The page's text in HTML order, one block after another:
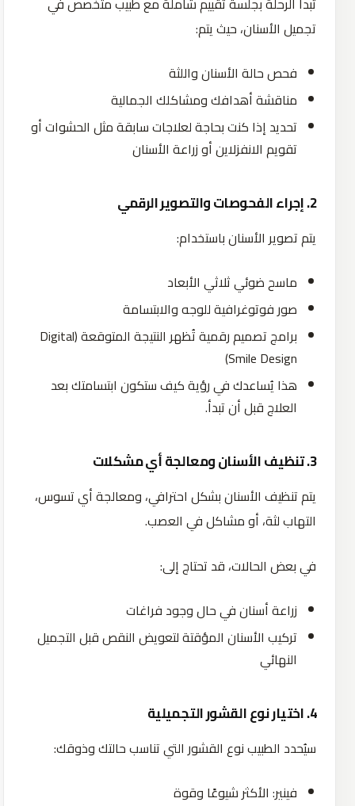
تجميل الأسنان، حيث يتم:
فحص حالة الأسنان واللثة
مناقشة أهدافك ومشاكلك الجمالية
تحديد إذا كنت بحاجة لعلاجات سابقة مثل الحشوات أو
تقويم الانفزلاين أو زراعة الأسنان
2. إجراءالفحوصاتوالتصويرالرقمي
يتم تصوير الأسنان باستخدام:
ماسح ضوئي ثلاثي الأبعاد
صور فوتوغرافية للوجه والابتسامة
برامج تصميم رقمية تُظهر النتيجة المتوقعة (Digital
Smile Design)
هذا يُساعدك في رؤية كيف ستكون ابتسامتك بعد
العلاج قبل أن تبدأ.
3. تنظيفالأسنانومعالجةأيمشكلات
يتم تنظيف الأسنان بشكل احترافي، ومعالجة أي تسوس،
التهاب لثة، أو مشاكل في العصب.
في بعض الحالات، قد تحتاج إلى:
زراعة أسنان في حال وجود فراغات
تركيب الأسنان المؤقتة لتعويض النقص قبل التجميل
النهائي
4. اختيارنوعالقشورالتجميلية
سيُحدد الطبيب نوع القشور التي تناسب حالتك وذوقك:
فينير: الأكثر شيوعًا وقوة